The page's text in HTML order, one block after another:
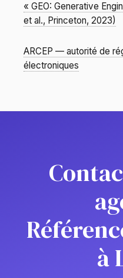
« GEO: Generative
et al., Princeton, 2023)
ARCEP — autorité de
électroniques
à